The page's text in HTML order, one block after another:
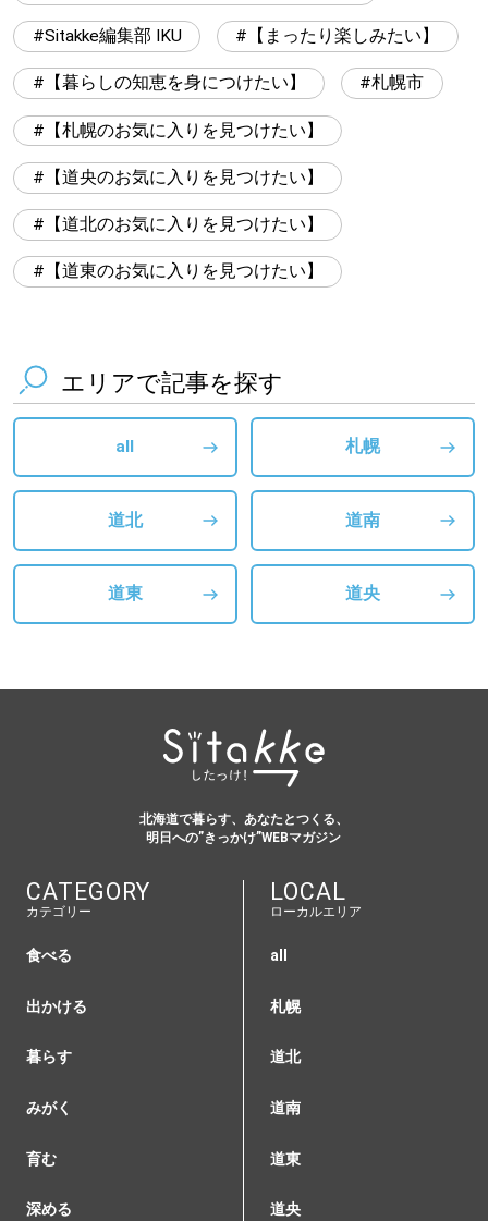
Sitakke編集部 IKU 【まったり楽しみたい】
【暮らしの知恵を身につけたい】 札幌市
【札幌のお気に入りを見つけたい】
【道央のお気に入りを見つけたい】
【道北のお気に入りを見つけたい】
【道東のお気に入りを見つけたい】
エリアで記事を探す
all 札幌
道北 道南
道東 道央
北海道で暮らす、あなたとつくる、
明日への”きっかけ”WEBマガジン
CATEGORY
カテゴリー
食べる
出かける
暮らす
みがく
育む
深める
LOCAL
ローカルエリア
all
札幌
道北
道南
道東
道央